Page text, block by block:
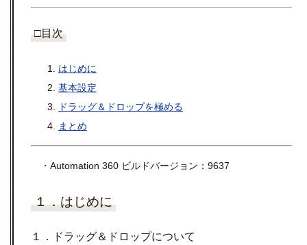
□目次
はじめに
基本設定
ドラッグ＆ドロップを極める
まとめ
・Automation 360 ビルドバージョン：9637
１．はじめに
１．ドラッグ＆ドロップについて